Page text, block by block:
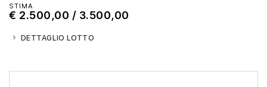
STIMA
€ 2.500,00 / 3.500,00
DETTAGLIO LOTTO